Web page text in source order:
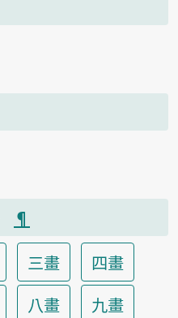
¶
三畫
四畫
八畫
九畫